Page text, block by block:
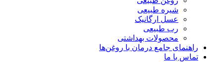
شیره طبیعی
عسل ارگانیک
رب طبیعی
محصولات بهداشتی
راهنمای جامع درمان با روغن‌ها
تماس با ما